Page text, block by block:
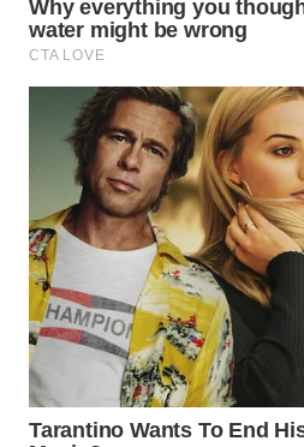
Wahana
Media
WAHANA
NEWS
WAHANA
TANI
WAHANA
ADVOKAT
WAHANA
INFRASTRUKTUR